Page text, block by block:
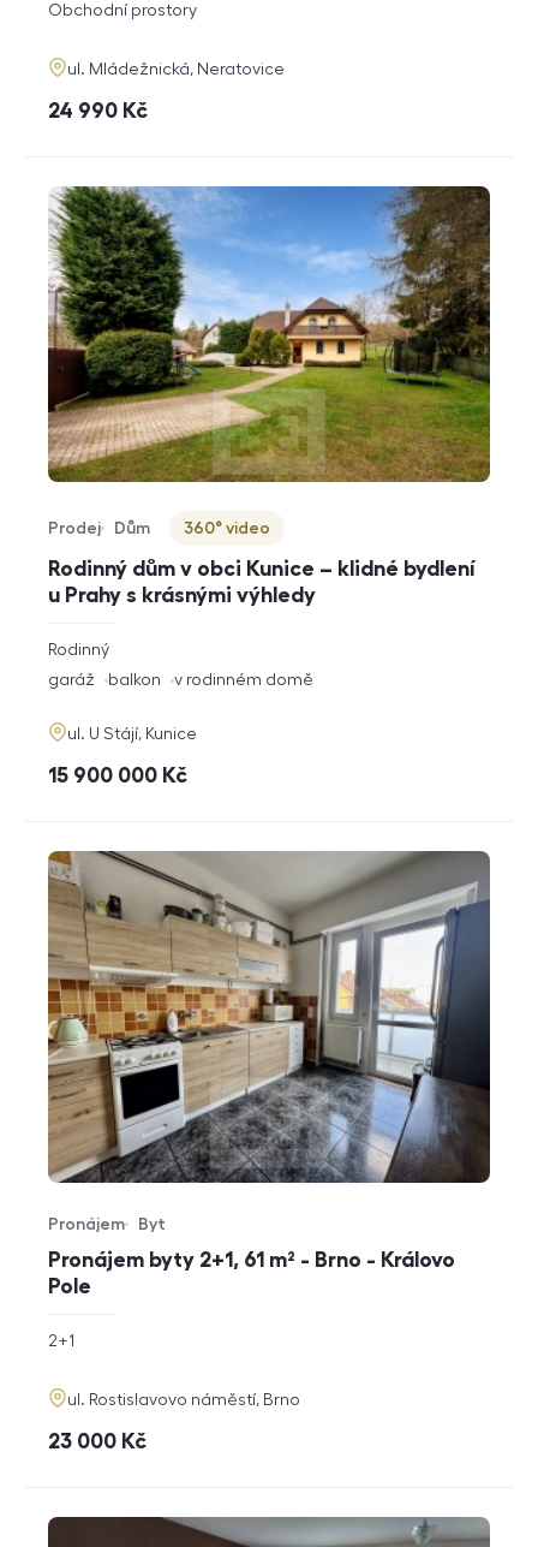
rozměry
dispozice
Obchodní prostory
adresa
ul. Mládežnická, Neratovice
cena
24 990 Kč
Rodinný dům v obci Kunice – klidné bydlení
u Prahy s krásnými výhledy
Typ nabídky
Prodej
Typ nemovitosti
Dům
Virtuální prohlídka
360° video
rozměry
dispozice
Rodinný
funkce
garáž balkon v rodinném domě
adresa
ul. U Stájí, Kunice
cena
15 900 000 Kč
Pronájem byty 2+1, 61 m² - Brno - Královo
Pole
Typ nabídky
Pronájem
Typ nemovitosti
Byt
rozměry
dispozice
2+1
adresa
ul. Rostislavovo náměstí, Brno
cena
23 000 Kč